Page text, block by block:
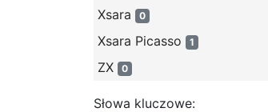
Xsara 0
Xsara Picasso 1
ZX 0
Słowa kluczowe: